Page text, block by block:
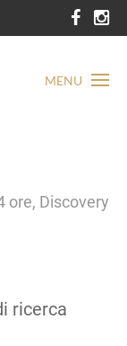
MENU
ore, Discovery
ricerca